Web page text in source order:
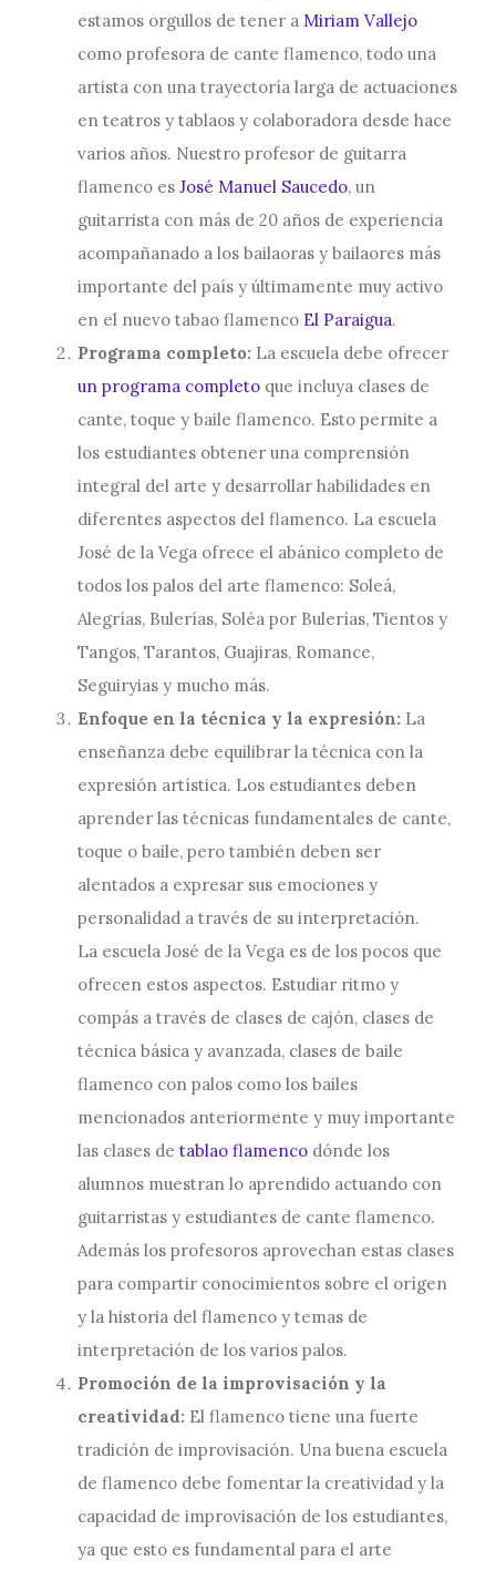
estamos orgullos de tener a Miriam Vallejo
como profesora de cante flamenco, todo una
artista con una trayectoría larga de actuaciones
en teatros y tablaos y colaboradora desde hace
varios años. Nuestro profesor de guitarra
flamenco es José Manuel Saucedo, un
guitarrista con más de 20 años de experiencia
acompañanado a los bailaoras y bailaores más
importante del país y últimamente muy activo
en el nuevo tabao flamenco El Paraigua.
Programa completo: La escuela debe ofrecer
un programa completo que incluya clases de
cante, toque y baile flamenco. Esto permite a
los estudiantes obtener una comprensión
integral del arte y desarrollar habilidades en
diferentes aspectos del flamenco. La escuela
José de la Vega ofrece el abánico completo de
todos los palos del arte flamenco: Soleá,
Alegrías, Bulerías, Soléa por Bulerías, Tientos y
Tangos, Tarantos, Guajiras, Romance,
Seguiryias y mucho más.
Enfoque en la técnica y la expresión: La
enseñanza debe equilibrar la técnica con la
expresión artística. Los estudiantes deben
aprender las técnicas fundamentales de cante,
toque o baile, pero también deben ser
alentados a expresar sus emociones y
personalidad a través de su interpretación.
La escuela José de la Vega es de los pocos que
ofrecen estos aspectos. Estudiar ritmo y
compás a través de clases de cajón, clases de
técnica básica y avanzada, clases de baile
flamenco con palos como los bailes
mencionados anteriormente y muy importante
las clases de tablao flamenco dónde los
alumnos muestran lo aprendido actuando con
guitarristas y estudiantes de cante flamenco.
Además los profesoros aprovechan estas clases
para compartir conocimientos sobre el orígen
y la historia del flamenco y temas de
interpretación de los varios palos.
Promoción de la improvisación y la
creatividad: El flamenco tiene una fuerte
tradición de improvisación. Una buena escuela
de flamenco debe fomentar la creatividad y la
capacidad de improvisación de los estudiantes,
ya que esto es fundamental para el arte